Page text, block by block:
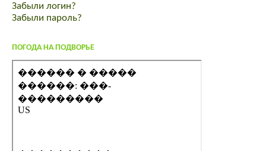
Забыли логин?
Забыли пароль?
ПОГОДА НА ПОДВОРЬЕ